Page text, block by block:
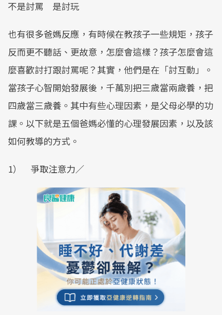
不是討罵 是討玩
也有很多爸媽反應，有時候在教孩子一些規矩，孩子
反而更不聽話、更故意，怎麼會這樣？孩子怎麼會這
麼喜歡討打跟討罵呢？其實，他們是在「討互動」。
當孩子心智開始發展後，千萬別把三歲當兩歲養，把
四歲當三歲養。其中有些心理因素，是父母必學的功
課。以下就是五個爸媽必懂的心理發展因素，以及該
如何教導的方式。
1） 爭取注意力／